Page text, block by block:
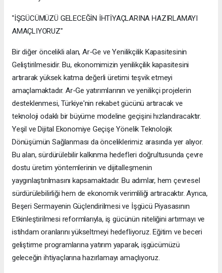
"İŞGÜCÜMÜZÜ GELECEĞİN İHTİYAÇLARINA HAZIRLAMAYI
AMAÇLIYORUZ"
Bir diğer öncelikli alan, Ar-Ge ve Yenilikçilik Kapasitesinin
Geliştirilmesidir. Bu, ekonomimizin yenilikçilik kapasitesini
artırarak yüksek katma değerli üretimi teşvik etmeyi
amaçlamaktadır. Ar-Ge yatırımlarının ve yenilikçi projelerin
desteklenmesi, Türkiye'nin rekabet gücünü artıracak ve
teknoloji odaklı bir büyüme modeline geçişini hızlandıracaktır.
Yeşil ve Dijital Ekonomiye Geçişe Yönelik Teknolojik
Dönüşümün Sağlanması da önceliklerimiz arasında yer alıyor.
Bu alan, sürdürülebilir kalkınma hedefleri doğrultusunda çevre
dostu üretim yöntemlerinin ve dijitalleşmenin
yaygınlaştırılmasını kapsamaktadır. Bu adımlar, hem çevresel
sürdürülebilirliği hem de ekonomik verimliliği artıracaktır. Ayrıca,
Beşeri Sermayenin Güçlendirilmesi ve İşgücü Piyasasının
Etkinleştirilmesi reformlarıyla, iş gücünün niteliğini artırmayı ve
istihdam oranlarını yükseltmeyi hedefliyoruz. Eğitim ve beceri
geliştirme programlarına yatırım yaparak, işgücümüzü
geleceğin ihtiyaçlarına hazırlamayı amaçlıyoruz.